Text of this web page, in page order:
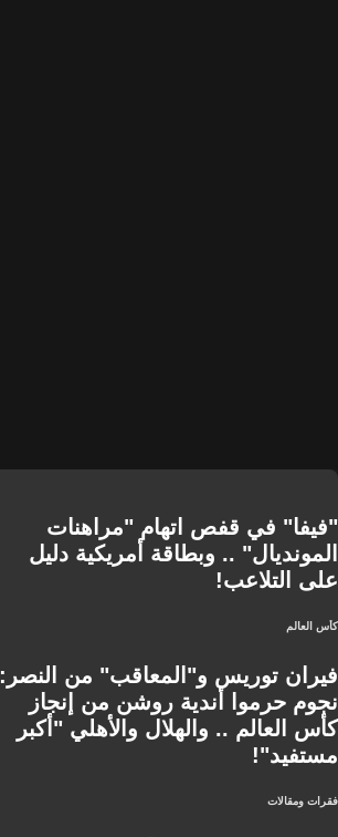
"فيفا" في قفص اتهام "مراهنات
المونديال" .. وبطاقة أمريكية دليل
على التلاعب!
كأس العالم
فيران توريس و"المعاقب" من النصر:
نجوم حرموا أندية روشن من إنجاز
كأس العالم .. والهلال والأهلي "أكبر
مستفيد"!
فقرات ومقالات